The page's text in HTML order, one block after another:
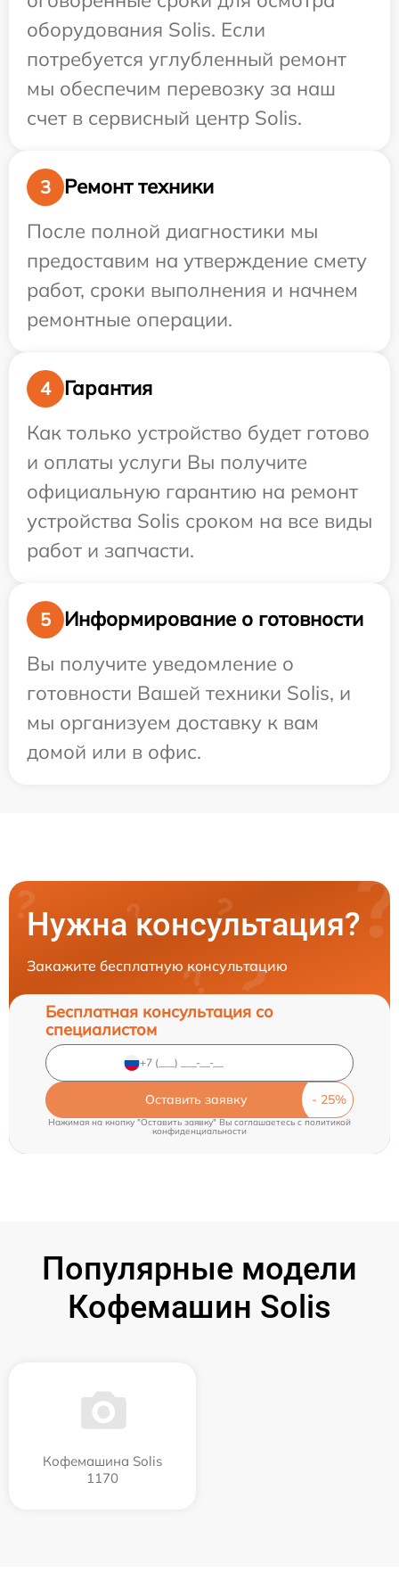
оборудования Solis. Если
потребуется углубленный ремонт
мы обеспечим перевозку за наш
счет в сервисный центр Solis.
3
Ремонт техники
После полной диагностики мы
предоставим на утверждение смету
работ, сроки выполнения и начнем
ремонтные операции.
4
Гарантия
Как только устройство будет готово
и оплаты услуги Вы получите
официальную гарантию на ремонт
устройства Solis сроком на все виды
работ и запчасти.
5
Информирование о готовности
Вы получите уведомление о
готовности Вашей техники Solis, и
мы организуем доставку к вам
домой или в офис.
Нужна консультация?
Закажите бесплатную консультацию
Бесплатная консультация со
специалистом
Оставить заявку
Нажимая на кнопку "Оставить заявку" Вы соглашаетесь cполитикой
конфиденциальности
Популярные модели
Кофемашин Solis
Кофемашина Solis
1170